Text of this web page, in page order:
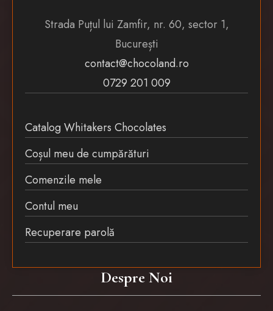
Despre Noi
Strada Puțul lui Zamfir, nr. 60, sector 1,
București
contact@chocoland.ro
0729 201 009
Catalog Whitakers Chocolates
Coșul meu de cumpărături
Comenzile mele
Contul meu
Recuperare parolă